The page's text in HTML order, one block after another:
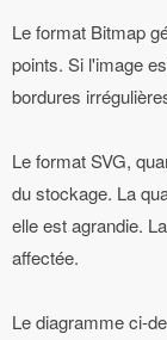
Le format Bitmap
points. Si l'image
bordures
Le format SVG,
du stockage. La
elle est agrandie.
affectée.
Le diagramme ci-